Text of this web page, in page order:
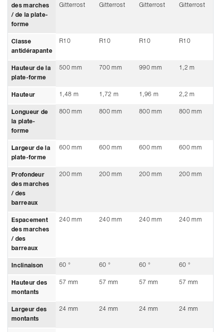
des marches
/ de la plate-
forme
Gitterrost
Gitterrost
Gitterrost
Gitterrost
Classe
antidérapante
R10 R10 R10 R10
Hauteur de la
plate-forme
500 mm 700 mm 990 mm 1,2 m
Hauteur 1,48 m 1,72 m 1,96 m 2,2 m
Longueur de
la plate-
forme
800 mm 800 mm 800 mm 800 mm
Largeur de la
plate-forme
600 mm 600 mm 600 mm 600 mm
Profondeur
des marches
/ des
barreaux
200 mm 200 mm 200 mm 200 mm
Espacement
des marches
/ des
barreaux
240 mm 240 mm 240 mm 240 mm
Inclinaison 60 ° 60 ° 60 ° 60 °
Hauteur des
montants
57 mm 57 mm 57 mm 57 mm
Largeur des
montants
24 mm 24 mm 24 mm 24 mm